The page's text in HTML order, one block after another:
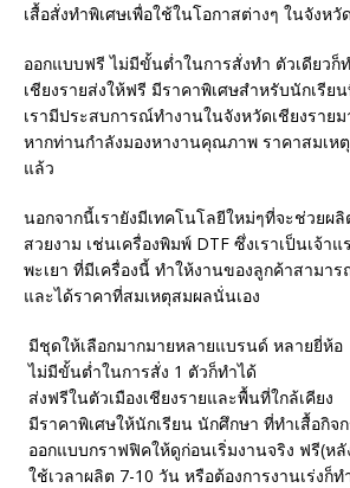
เสื้อสั่งทำพิเศษเพื่อใช้ในโอกาสต่างๆ ในจังหวั
ออกแบบฟรี ไม่มีขั้นต่ำในการสั่งทำ ตัวเดียวก็
เชียงรายส่งให้ฟรี มีราคาพิเศษสำหรับนักเรีย
เรามีประสบการณ์ทำงานในจังหวัดเชียงราย
หากท่านกำลังมองหางานคุณภาพ ราคาสมเห
แล้ว
นอกจากนี้เรายังมีเทคโนโลยีใหม่ๆที่จะช่วยผลิ
สวยงาม เช่นเครื่องพิมพ์ DTF ซึ่งเราเป็นเจ้า
พะเยา ที่มีเครื่องนี้ ทำให้งานของลูกค้าสามา
และได้ราคาที่สมเหตุสมผลนั่นเอง
มีชุดให้เลือกมากมายหลายแบรนด์ หลายยี่ห้อ
ไม่มีขั้นต่ำในการสั่ง 1 ตัวก็ทำได้
ส่งฟรีในตัวเมืองเชียงรายและพื้นที่ใกล้เคียง
มีราคาพิเศษให้นักเรียน นักศึกษา ที่ทำเสื้อกิจ
ออกแบบกราฟฟิคให้ดูก่อนเริ่มงานจริง ฟรี(หลั
ใช้เวลาผลิต 7-10 วัน หรือต้องการงานเร่งก็ท